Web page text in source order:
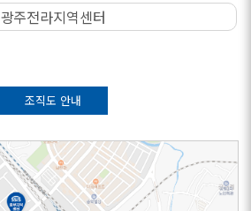
광주전라지역센터
조직도 안내